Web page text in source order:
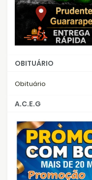
OBITUÁRIO
Obituário
A.C.E.G